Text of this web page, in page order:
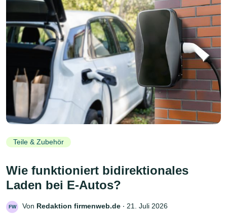
Teile & Zubehör
Wie funktioniert bidirektionales
Laden bei E-Autos?
FW Von Redaktion firmenweb.de ‧ 21. Juli 2026